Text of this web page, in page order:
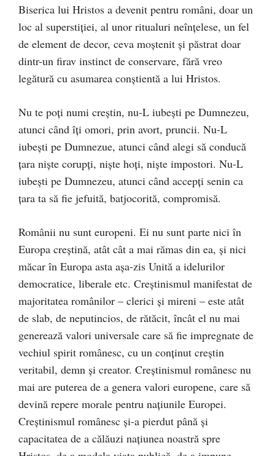
Biserica lui Hristos a devenit pentru români, doar un
loc al superstiției, al unor ritualuri neînțelese, un fel
de element de decor, ceva moștenit și păstrat doar
dintr-un firav instinct de conservare, fără vreo
legătură cu asumarea conștientă a lui Hristos.
Nu te poți numi creștin, nu-L iubești pe Dumnezeu,
atunci când îți omori, prin avort, pruncii. Nu-L
iubești pe Dumnezue, atunci când alegi să conducă
țara niște corupți, niște hoți, niște impostori. Nu-L
iubești pe Dumnezeu, atunci când accepți senin ca
țara ta să fie jefuită, batjocorită, compromisă.
Românii nu sunt europeni. Ei nu sunt parte nici în
Europa creștină, atât cât a mai rămas din ea, și nici
măcar în Europa asta așa-zis Unită a idelurilor
democratice, liberale etc. Creștinismul manifestat de
majoritatea românilor – clerici și mireni – este atât
de slab, de neputincios, de rătăcit, încât el nu mai
generează valori universale care să fie impregnate de
vechiul spirit românesc, cu un conținut creștin
veritabil, demn și creator. Creștinismul românesc nu
mai are puterea de a genera valori europene, care să
devină repere morale pentru națiunile Europei.
Creștinismul românesc și-a pierdut până și
capacitatea de a călăuzi națiunea noastră spre